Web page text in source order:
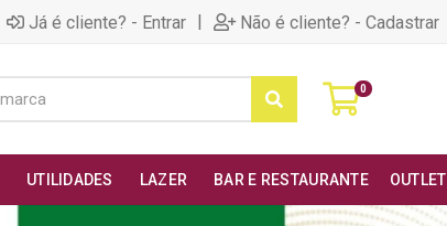
Já é cliente? - Entrar | Não é cliente? - Cadastrar
0
UTILIDADES LAZER BAR E RESTAURANTE OUTLET